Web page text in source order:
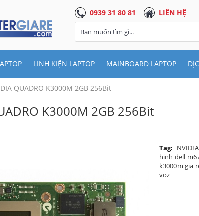
0939 31 80 81 LIÊN HỆ
LINH KIỆN LAPTOP MAINBOARD LAPTOP
QUADRO K3000M 2GB 256Bit
K3000M 2GB 256Bit
Tag:
hinh dell
k3000m gia
voz